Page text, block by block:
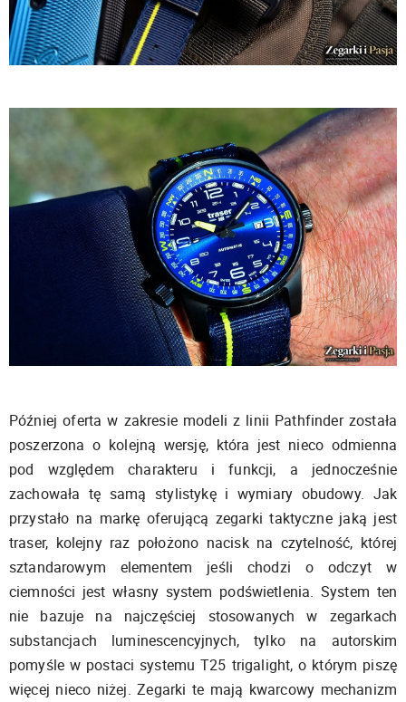
Później oferta w zakresie modeli z linii Pathfinder została
poszerzona o kolejną wersję, która jest nieco odmienna
pod względem charakteru i funkcji, a jednocześnie
zachowała tę samą stylistykę i wymiary obudowy. Jak
przystało na markę oferującą zegarki taktyczne jaką jest
traser, kolejny raz położono nacisk na czytelność, której
sztandarowym elementem jeśli chodzi o odczyt w
ciemności jest własny system podświetlenia. System ten
nie bazuje na najczęściej stosowanych w zegarkach
substancjach luminescencyjnych, tylko na autorskim
pomyśle w postaci systemu T25 trigalight, o którym piszę
więcej nieco niżej. Zegarki te mają kwarcowy mechanizm